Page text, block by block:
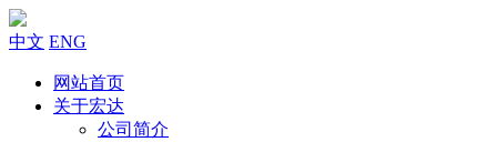
中文 ENG
网站首页
关于宏达
公司简介